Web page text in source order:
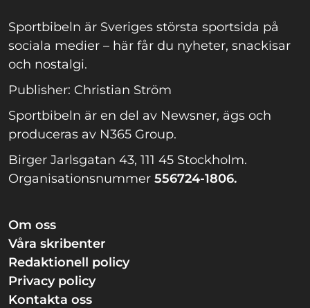
Sportbibeln är Sveriges största sportsida på
sociala medier – här får du nyheter, snackisar
och nostalgi.
Publisher: Christian Ström
Sportbibeln är en del av Newsner, ägs och
produceras av N365 Group.
Birger Jarlsgatan 43, 111 45 Stockholm.
Organisationsnummer 556724-1806.
Om oss
Våra skribenter
Redaktionell policy
Privacy policy
Kontakta oss